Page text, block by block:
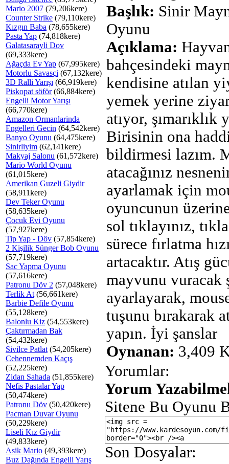
Mario 2007 (79,206kere)
Counter Strike (79,110kere)
Kızgın Baba (78,655kere)
Pasta Yap (74,818kere)
Galatasarayli Dov
(69,333kere)
Ağaçda Ev Yap (67,995kere)
Motorlu Savasçi (67,132kere)
3D Ralli Yarışı (66,919kere)
Piskopat söför(66,884kere)
Engelli Motor Yarışı
(66,770kere)
Amazon Ormanlarinda
Engelleri Gecin (64,542kere)
Banyo Oyunu (64,475kere)
Sinirliyim (62,141kere)
Makyaj Salonu (61,572kere)
Mario World Oyunu
(61,015kere)
Amerikan Guzeli Giydir
(58,911kere)
Dev Teker Oyunu
(58,635kere)
Çocuk Evi Oyunu
(57,927kere)
Tip Yap - Döv (57,854kere)
2 Kişilik Sünger Bob Oyunu
(57,719kere)
Sac Yapma Oyunu
(57,616kere)
Patronu Döv 2 (57,048kere)
Terlik At (56,661kere)
Barbie Defile Oyunu
(55,128kere)
Balonlu Kiz (54,553kere)
Çaktırmadan Bak
(54,432kere)
Sivilce Patlat (54,205kere)
Cehennemden Kaçış
(52,225kere)
Zidan Sahada (51,855kere)
Nefis Pastalar Yap
(50,474kere)
Patronu Döv (50,420kere)
Pacman Duvar Oyunu
(50,229kere)
Liseli Kız Giydir
(49,833kere)
Asik Mario (49,393kere)
Buz Dağında Engelli Yarış
Başlık: Sinir
Oyunu
Açıklama:
bahçesindeki
kendisine atılan
yemek yerine
atıyor, şımarıklık
Birisinin ona
bildirmesi lazım.
atacağınız
ayarlamak için
oyuncunun
sol tıklayınız,
sürece fırlatma
artacaktır. Atış
mayvunu vuracak
ayarlayarak,
tuşunu bırakarak
yapın. İyi şanslar
Oynanan: 3,409
Yorumlar:
Yorum
Sitene Bu Oyunu
Son Dosyalar: